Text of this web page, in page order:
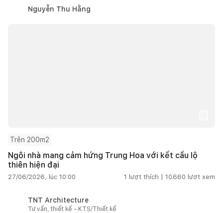
Nguyễn Thu Hằng
Trên 200m2
Ngôi nhà mang cảm hứng Trung Hoa với kết cấu lộ
thiên hiện đại
27/06/2026, lúc 10:00 1 lượt thích | 10.660 lượt xem
TNT Architecture
Tư vấn, thiết kế - KTS/Thiết kế